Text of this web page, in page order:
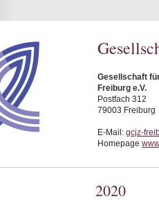
Gesellschaft
Freiburg e.V.
Postfach 312
79003 Freiburg
E-Mail: gcjz-
Homepage
2020